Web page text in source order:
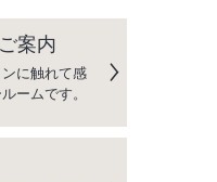
案内
に触れて感
ームです。